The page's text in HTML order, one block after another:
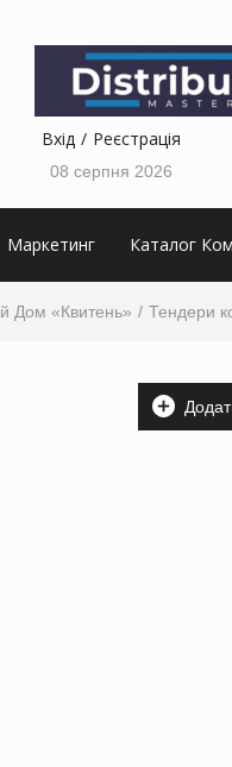
Вхід Реєстрація
08 серпня 2026
Маркетинг Каталог
Дом «Квитень» Тендери